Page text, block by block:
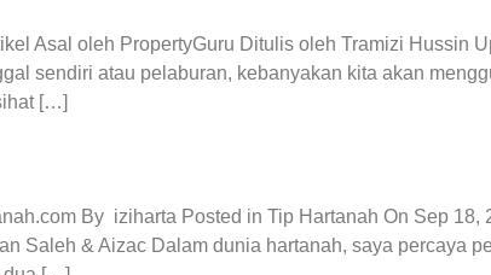
Asal oleh PropertyGuru Ditulis oleh Tramizi Hussin
sendiri atau pelaburan, kebanyakan kita akan
[…]
By iziharta Posted in Tip Hartanah On Sep
Saleh & Aizac Dalam dunia hartanah, saya percaya